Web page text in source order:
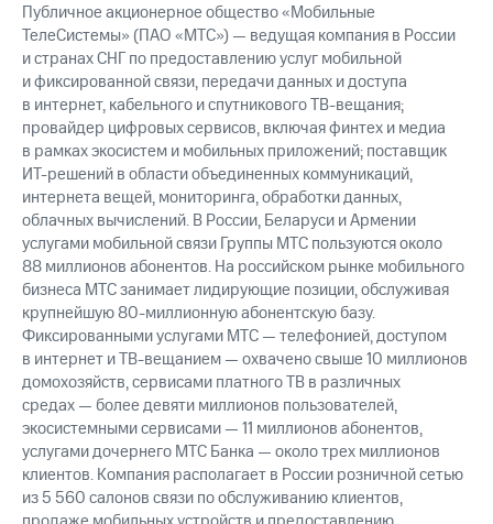
Публичное акционерное общество «Мобильные
ТелеСистемы» (ПАО «МТС») — ведущая компания в России
и странах СНГ по предоставлению услуг мобильной
и фиксированной связи, передачи данных и доступа
в интернет, кабельного и спутникового ТВ-вещания;
провайдер цифровых сервисов, включая финтех и медиа
в рамках экосистем и мобильных приложений; поставщик
ИТ-решений в области объединенных коммуникаций,
интернета вещей, мониторинга, обработки данных,
облачных вычислений. В России, Беларуси и Армении
услугами мобильной связи Группы МТС пользуются около
88 миллионов абонентов. На российском рынке мобильного
бизнеса МТС занимает лидирующие позиции, обслуживая
крупнейшую 80-миллионную абонентскую базу.
Фиксированными услугами МТС — телефонией, доступом
в интернет и ТВ-вещанием — охвачено свыше 10 миллионов
домохозяйств, сервисами платного ТВ в различных
средах — более девяти миллионов пользователей,
экосистемными сервисами — 11 миллионов абонентов,
услугами дочернего МТС Банка — около трех миллионов
клиентов. Компания располагает в России розничной сетью
из 5 560 салонов связи по обслуживанию клиентов,